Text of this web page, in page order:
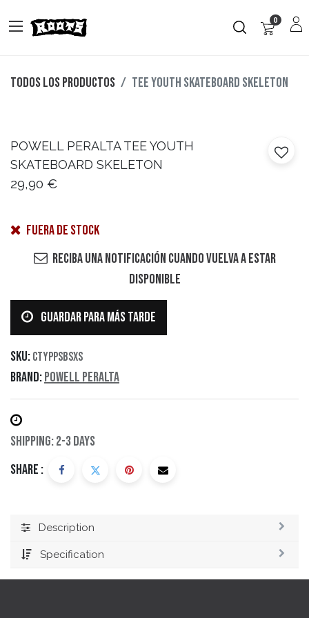
0
Todos los productos TEE YOUTH SKATEBOARD SKELETON
POWELL PERALTA TEE YOUTH
SKATEBOARD SKELETON
29,90 €
Fuera de stock
Reciba una notificación cuando vuelva a estar
disponible
Guardar para más tarde
SKU:CTYPPSBSXS
Brand:Powell Peralta
Shipping: 2-3 Days
Share :
Description
Specification